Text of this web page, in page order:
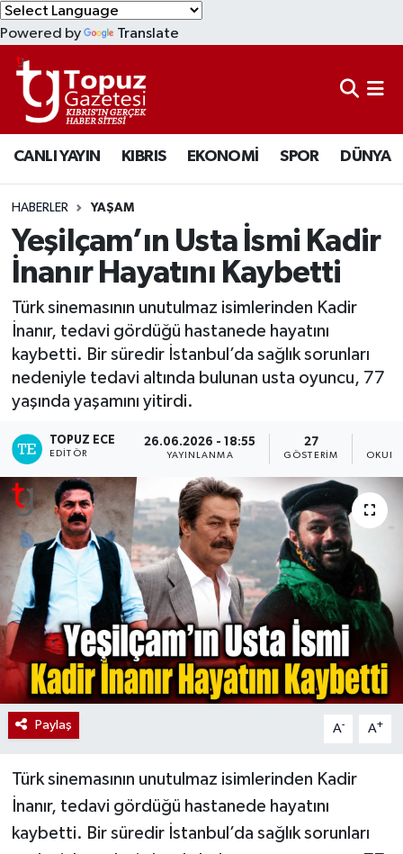
Powered by Translate
CANLI YAYIN KIBRIS EKONOMİ SPOR DÜNYA
HABERLER YAŞAM
Yeşilçam’ın Usta İsmi Kadir
İnanır Hayatını Kaybetti
Türk sinemasının unutulmaz isimlerinden Kadir
İnanır, tedavi gördüğü hastanede hayatını
kaybetti. Bir süredir İstanbul’da sağlık sorunları
nedeniyle tedavi altında bulunan usta oyuncu, 77
yaşında yaşamını yitirdi.
TOPUZ ECE
EDITÖR
26.06.2026 - 18:55
YAYINLANMA
27
GÖSTERIM
Paylaş A- A+
Türk sinemasının unutulmaz isimlerinden Kadir
İnanır, tedavi gördüğü hastanede hayatını
kaybetti. Bir süredir İstanbul’da sağlık sorunları
KIBRIS
DÜNYA
EKONOMİ
MAGAZİN
SAĞLIK
SPOR
TEKNOLOJİ
TÜRKİYE
Lefkoşa Nöbetçi Eczaneler
Lefkoşa Hava Durumu
Lefkoşa Trafik Yoğunluk Haritası
Süper Lig Puan Durumu ve Fikstür
Tüm Manşetler
Son Dakika Haberleri
Haber Arşivi